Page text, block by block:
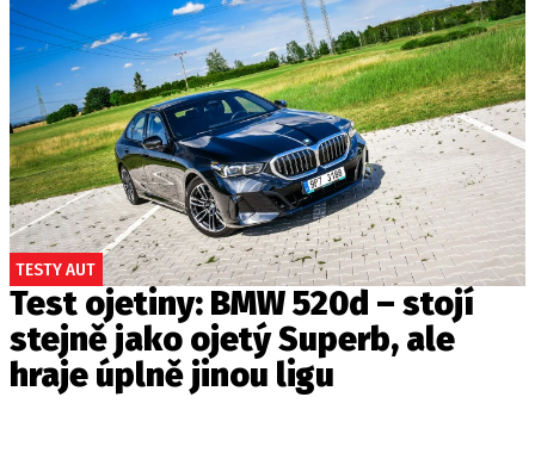
TESTY AUT
Test ojetiny: BMW 520d – stojí
stejně jako ojetý Superb, ale
hraje úplně jinou ligu